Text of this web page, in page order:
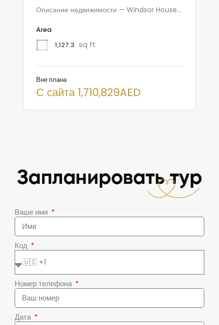
Описание недвижимости — Windsor House…
Area
1,127.3 sq ft
Вне плана
С сайта 1,710,829AED
Ваше имя
Код
Номер телефона
Дата